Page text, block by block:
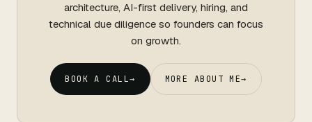
architecture, AI-first delivery, hiring, and
technical due diligence so founders can focus
on growth.
BOOK A CALL→ MORE ABOUT ME→